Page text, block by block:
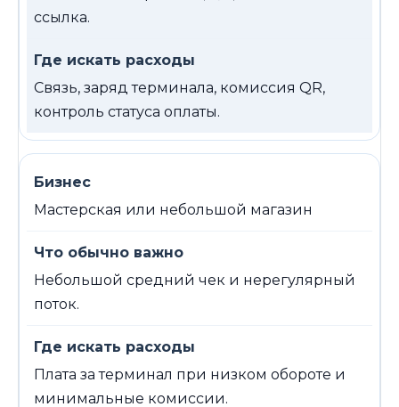
ссылка.
Связь, заряд терминала, комиссия QR,
контроль статуса оплаты.
Мастерская или небольшой магазин
Небольшой средний чек и нерегулярный
поток.
Плата за терминал при низком обороте и
минимальные комиссии.